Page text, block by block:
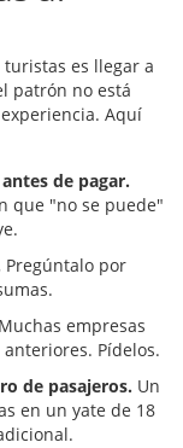
es llegar a
patrón no está
Aquí
de pagar.
que "no se puede"
Pregúntalo por
Muchas empresas
Pídelos.
de pasajeros. Un
en un yate de 18